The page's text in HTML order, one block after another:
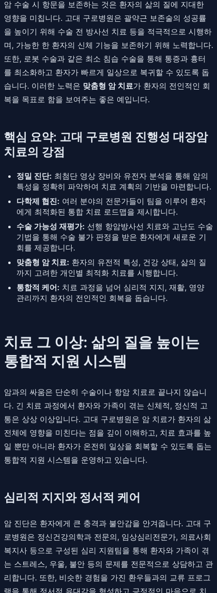
암 수술 시 항문을 보존하는 것은 환자의 삶의 질에 지대한
영향을 미칩니다. 고대 구로병원은 괄약근 보존술의 성공률
을 높이기 위해 수술 전 방사선 치료 등을 적극적으로 시행하
며, 가능한 한 환자의 신체 기능을 보존하기 위해 노력합니다.
또한, 로봇 수술과 같은 최소 침습 수술을 통해 통증과 흉터
를 최소화하고 환자가 빠르게 일상으로 복귀할 수 있도록 돕
습니다. 이러한 노력은 맞춤형 암 치료가 환자의 전인적인 회
복을 목표로 함을 보여주는 좋은 예입니다.
핵심 요약: 고대 구로병원 진행성 대장암
치료의 강점
정밀 진단: 최첨단 영상 장비와 유전자 분석을 통해 암의
특성을 정확히 파악하여 치료 계획의 기반을 마련합니다.
다학제 협진: 여러 분야의 전문가들이 팀을 이루어 환자
에게 최적화된 통합 치료 로드맵을 제시합니다.
수술 가능성 재평가: 선행 항암방사선 치료와 고난도 수술
기법을 통해 수술 불가 판정을 받은 환자에게 새로운 기
회를 제공합니다.
맞춤형 암 치료: 환자의 유전적 특성, 건강 상태, 삶의 질
까지 고려한 개인별 최적화 치료를 시행합니다.
통합적 케어: 치료 과정을 넘어 심리적 지지, 재활, 영양
관리까지 환자의 전인적인 회복을 돕습니다.
치료 그 이상: 삶의 질을 높이는
통합적 지원 시스템
암과의 싸움은 단순히 수술이나 항암 치료로 끝나지 않습니
다. 긴 치료 과정에서 환자와 가족이 겪는 신체적, 정신적 고
통은 상상 이상입니다. 고대 구로병원은 암 치료가 환자의 삶
전체에 영향을 미친다는 점을 깊이 이해하고, 치료 효과를 높
일 뿐만 아니라 환자가 온전히 일상을 회복할 수 있도록 돕는
통합적 지원 시스템을 운영하고 있습니다.
심리적 지지와 정서적 케어
암 진단은 환자에게 큰 충격과 불안감을 안겨줍니다. 고대 구
로병원은 정신건강의학과 전문의, 임상심리전문가, 의료사회
복지사 등으로 구성된 심리 지원팀을 통해 환자와 가족이 겪
는 스트레스, 우울, 불안 등의 문제를 전문적으로 상담하고 관
리합니다. 또한, 비슷한 경험을 가진 환우들과의 교류 프로그
램을 통해 정서적 유대감을 형성하고 긍정적인 마음으로 치